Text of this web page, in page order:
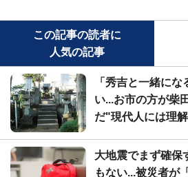
この記事の読者に
人気の記事
「秀吉と一緒に
い...お市の方が柴
だ"現代人には理
大地震でまず確保
もない...被災者が